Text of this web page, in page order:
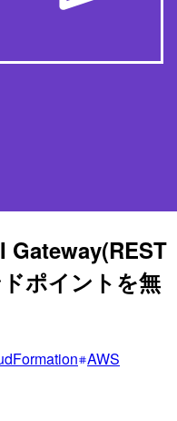
ポイントを無
AWS